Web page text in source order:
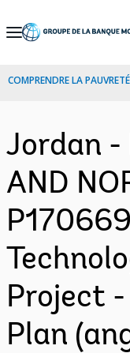
Skip
Navigation
COMPRENDRE LA PAUVRETÉ
Jordan -
AND
Project
Plan